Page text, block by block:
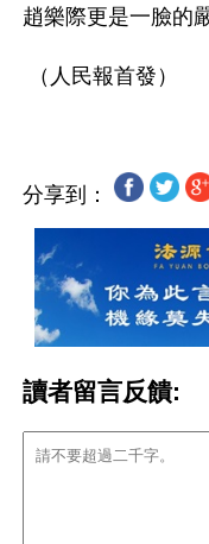
趙樂際更是一臉的
分享到：
讀者留言反饋: